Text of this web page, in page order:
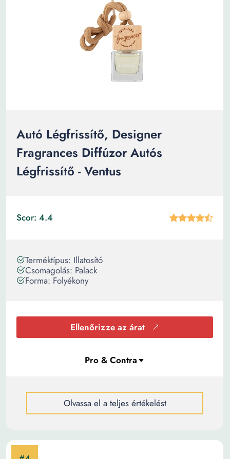
Autó Légfrissítő, Designer
Fragrances Diffúzor Autós
Légfrissítő - Ventus
Scor: 4.4
Terméktípus: Illatosító
Csomagolás: Palack
Forma: Folyékony
Ellenőrizze az árat
Olvassa el a teljes értékelést